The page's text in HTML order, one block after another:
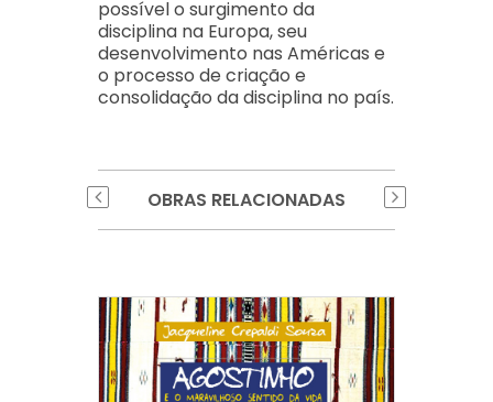
possível o surgimento da
disciplina na Europa, seu
desenvolvimento nas Américas e
o processo de criação e
consolidação da disciplina no país.
OBRAS RELACIONADAS